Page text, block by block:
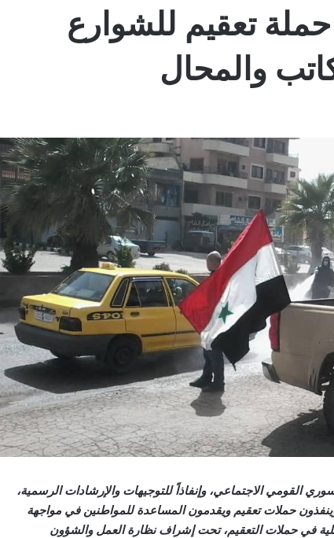
تعقيم للشوارع
والمحال
القومي الاجتماعي، وإنفاذاً للتوجيهات والإرشادات الرسمية،
حملات تعقيم ويقدمون المساعدة للمواطنين في مواجهة
في حملات التعقيم، تحت إشراف نظارة العمل والشؤون